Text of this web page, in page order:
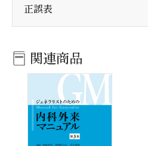
正誤表
関連商品